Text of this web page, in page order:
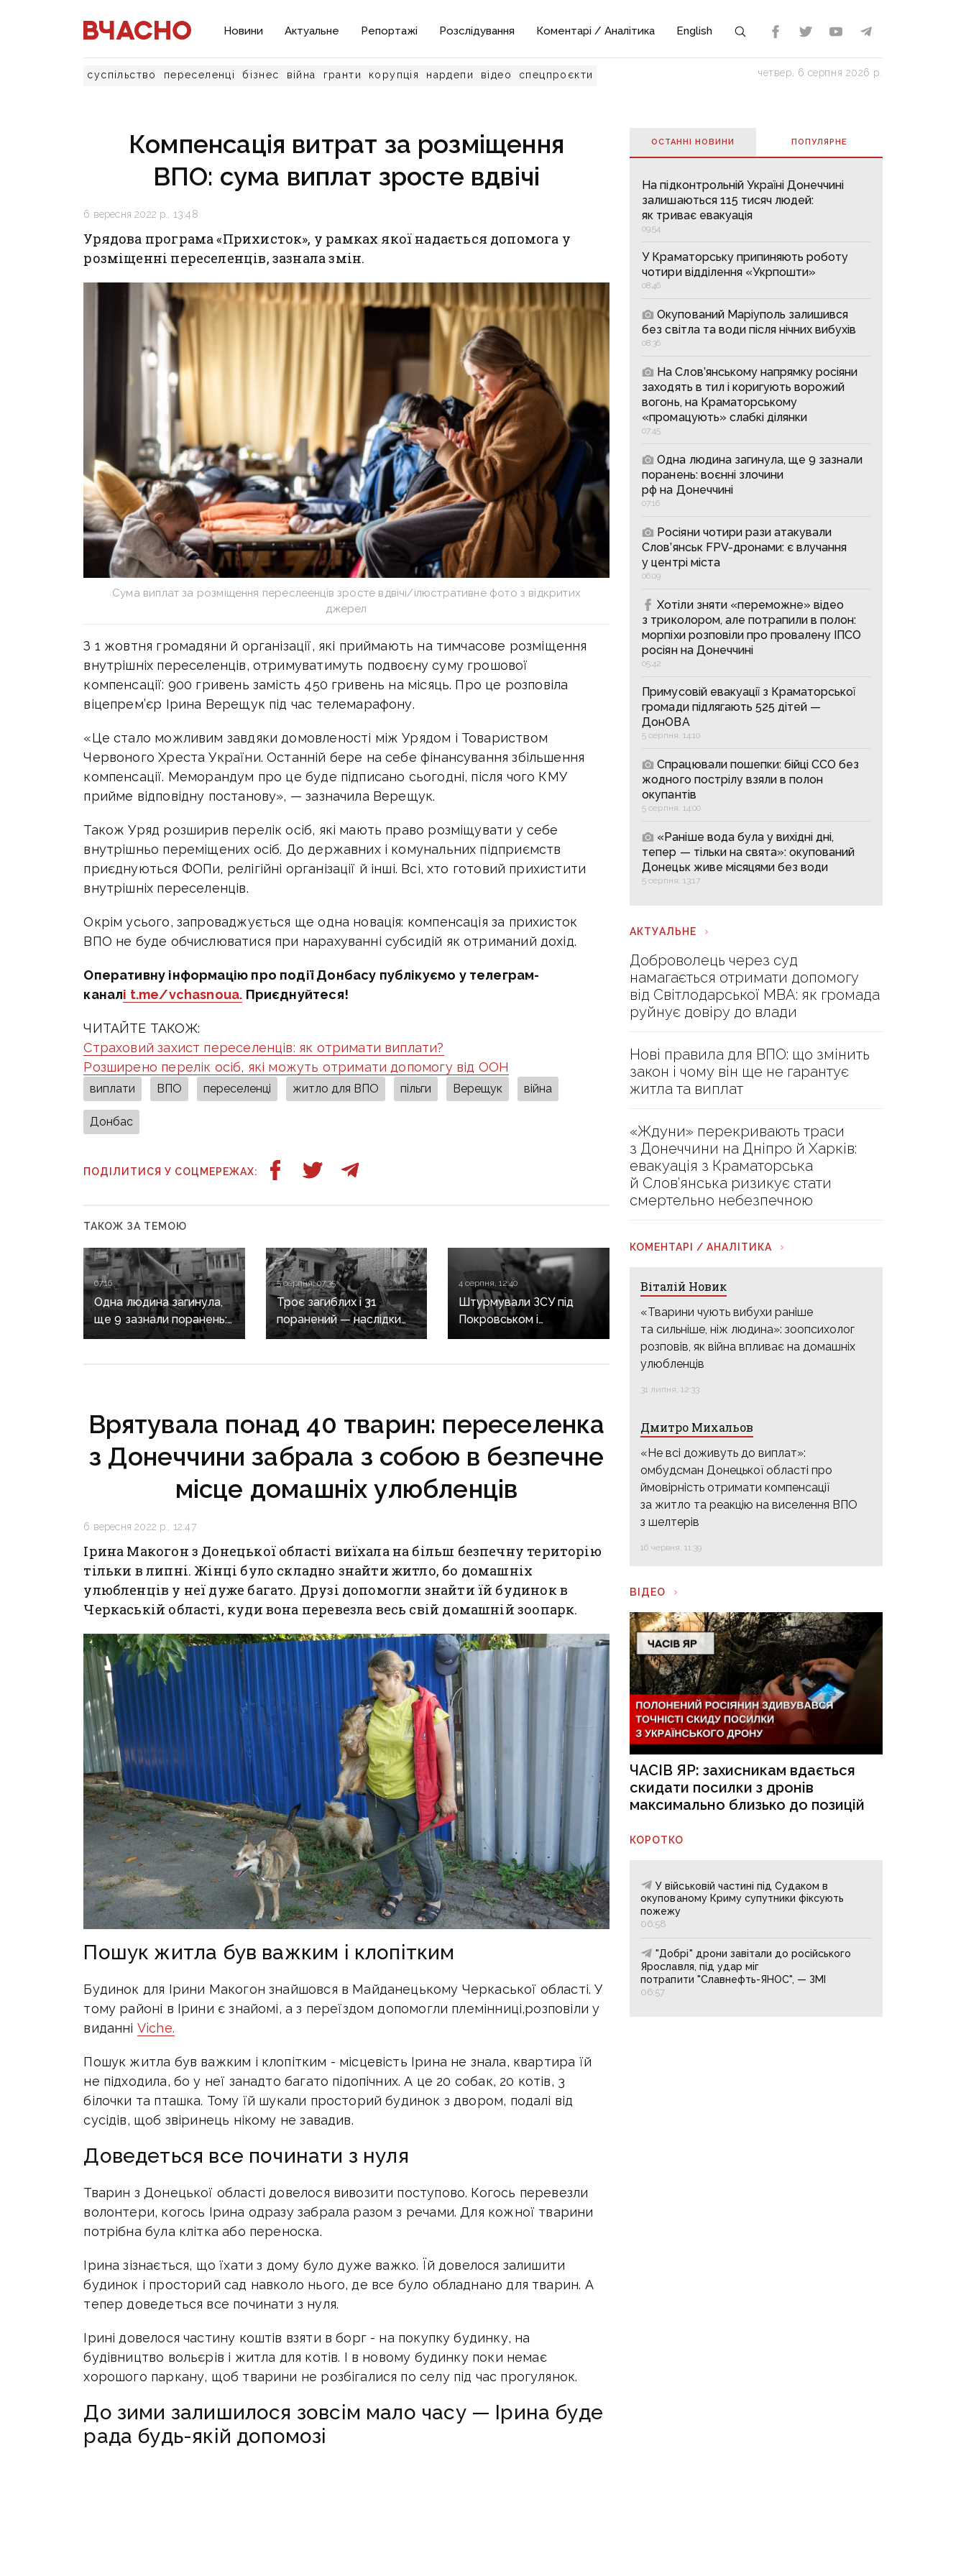
Новини Актуальне Репортажі Розслідування Коментарі / Аналітика English
суспільство переселенці бізнес війна гранти корупція нардепи відео спецпроєкти четвер, 6 серпня 2026 р.
Компенсація витрат за розміщення
ВПО: сума виплат зросте вдвічі
6 вересня 2022 р., 13:48
Урядова програма «Прихисток», у рамках якої надається допомога у
розміщенні переселенців, зазнала змін.
Сума виплат за розміщення переслеенців зросте вдвічі/ілюстративне фото з відкритих
джерел
З 1 жовтня громадяни й організації, які приймають на тимчасове розміщення
внутрішніх переселенців, отримуватимуть подвоєну суму грошової
компенсації: 900 гривень замість 450 гривень на місяць. Про це розповіла
віцепрем’єр Ірина Верещук під час телемарафону.
«Це стало можливим завдяки домовленості між Урядом і Товариством
Червоного Хреста України. Останній бере на себе фінансування збільшення
компенсації. Меморандум про це буде підписано сьогодні, після чого КМУ
прийме відповідну постанову», — зазначила Верещук.
Також Уряд розширив перелік осіб, які мають право розміщувати у себе
внутрішньо переміщених осіб. До державних і комунальних підприємств
приєднуються ФОПи, релігійні організації й інші. Всі, хто готовий прихистити
внутрішніх переселенців.
Окрім усього, запроваджується ще одна новація: компенсація за прихисток
ВПО не буде обчислюватися при нарахуванні субсидій як отриманий дохід.
Оперативну інформацію про події Донбасу публікуємо у телеграм-
каналі t.me/vchasnoua. Приєднуйтеся!
ЧИТАЙТЕ ТАКОЖ:
Страховий захист переселенців: як отримати виплати?
Розширено перелік осіб, які можуть отримати допомогу від ООН
виплати ВПО переселенці житло для ВПО пільги Верещук війна
Донбас
ПОДІЛИТИСЯ У СОЦМЕРЕЖАХ:
ТАКОЖ ЗА ТЕМОЮ
07:16
Одна людина загинула,
ще 9 зазнали поранень:
воєнні злочини
5 серпня, 07:35
Троє загиблих і 31
поранений — наслідки
масованих обстрілів
4 серпня, 12:40
Штурмували ЗСУ під
Покровськом і
Костянтинівкою: по 15
Врятувала понад 40 тварин: переселенка
з Донеччини забрала з собою в безпечне
місце домашніх улюбленців
6 вересня 2022 р., 12:47
Ірина Макогон з Донецької області виїхала на більш безпечну територію
тільки в липні. Жінці було складно знайти житло, бо домашніх
улюбленців у неї дуже багато. Друзі допомогли знайти їй будинок в
Черкаській області, куди вона перевезла весь свій домашній зоопарк.
Пошук житла був важким і клопітким
Будинок для Ірини Макогон знайшовся в Майданецькому Черкаської області. У
тому районі в Ірини є знайомі, а з переїздом допомогли племінниці,розповіли у
виданні Viche.
Пошук житла був важким і клопітким - місцевість Ірина не знала, квартира їй
не підходила, бо у неї занадто багато підопічних. А це 20 собак, 20 котів, 3
білочки та пташка. Тому їй шукали просторий будинок з двором, подалі від
сусідів, щоб звіринець нікому не завадив.
Доведеться все починати з нуля
Тварин з Донецької області довелося вивозити поступово. Когось перевезли
волонтери, когось Ірина одразу забрала разом з речами. Для кожної тварини
потрібна була клітка або переноска.
Ірина зізнається, що їхати з дому було дуже важко. Їй довелося залишити
будинок і просторий сад навколо нього, де все було обладнано для тварин. А
тепер доведеться все починати з нуля.
Ірині довелося частину коштів взяти в борг - на покупку будинку, на
будівництво вольєрів і житла для котів. І в новому будинку поки немає
хорошого паркану, щоб тварини не розбігалися по селу під час прогулянок.
До зими залишилося зовсім мало часу — Ірина буде
рада будь-якій допомозі
ОСТАННІ НОВИНИ ПОПУЛЯРНE
На підконтрольній Україні Донеччині
залишаються 115 тисяч людей:
як триває евакуація
09:54
У Краматорську припиняють роботу
чотири відділення «Укрпошти»
08:46
Окупований Маріуполь залишився
без світла та води після нічних вибухів
08:36
На Слов’янському напрямку росіяни
заходять в тил і коригують ворожий
вогонь, на Краматорському
«промацують» слабкі ділянки
07:45
Одна людина загинула, ще 9 зазнали
поранень: воєнні злочини
рф на Донеччині
07:16
Росіяни чотири рази атакували
Слов’янськ FPV-дронами: є влучання
у центрі міста
06:09
Хотіли зняти «переможне» відео
з триколором, але потрапили в полон:
морпіхи розповіли про провалену ІПСО
росіян на Донеччині
05:42
Примусовій евакуації з Краматорської
громади підлягають 525 дітей —
ДонОВА
5 серпня, 14:10
Спрацювали пошепки: бійці ССО без
жодного пострілу взяли в полон
окупантів
5 серпня, 14:00
«Раніше вода була у вихідні дні,
тепер — тільки на свята»: окупований
Донецьк живе місяцями без води
5 серпня, 13:17
АКТУАЛЬНЕ
Доброволець через суд
намагається отримати допомогу
від Світлодарської МВА: як громада
руйнує довіру до влади
Нові правила для ВПО: що змінить
закон і чому він ще не гарантує
житла та виплат
«Ждуни» перекривають траси
з Донеччини на Дніпро й Харків:
евакуація з Краматорська
й Слов’янська ризикує стати
смертельно небезпечною
КОМЕНТАРІ / АНАЛІТИКА
Віталій Новик
«Тварини чують вибухи раніше
та сильніше, ніж людина»: зоопсихолог
розповів, як війна впливає на домашніх
улюбленців
31 липня, 12:33
Дмитро Михальов
«Не всі доживуть до виплат»:
омбудсман Донецької області про
ймовірність отримати компенсації
за житло та реакцію на виселення ВПО
з шелтерів
16 червня, 11:39
ВІДЕО
ЧАСІВ ЯР: захисникам вдається
скидати посилки з дронів
максимально близько до позицій
КОРОТКО
У військовій частині під Судаком в
окупованому Криму супутники фіксують
пожежу
06:58
"Добрі" дрони завітали до російського
Ярославля, під удар міг
потрапити "Славнефть-ЯНОС", — ЗМІ
06:57